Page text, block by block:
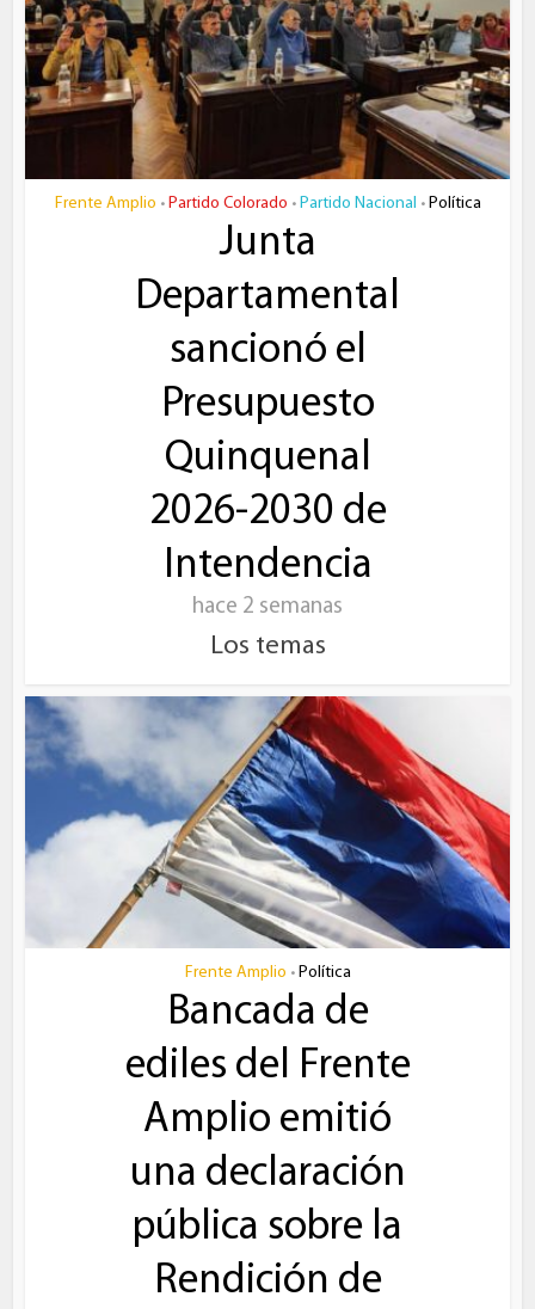
Frente Amplio • Partido Colorado • Partido Nacional • Política
Junta
Departamental
sancionó el
Presupuesto
Quinquenal
2026-2030 de
Intendencia
hace 2 semanas
Los temas
Frente Amplio • Política
Bancada de
ediles del Frente
Amplio emitió
una declaración
pública sobre la
Rendición de